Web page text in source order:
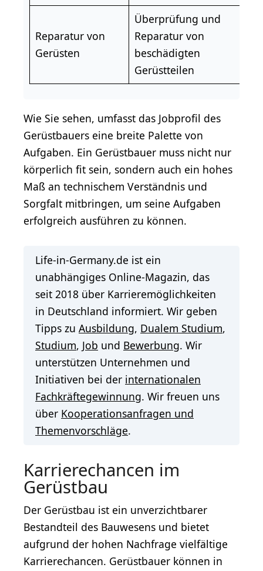
Reparatur von
Gerüsten
Überprüfung und
Reparatur von
beschädigten
Gerüstteilen
Wie Sie sehen, umfasst das Jobprofil des
Gerüstbauers eine breite Palette von
Aufgaben. Ein Gerüstbauer muss nicht nur
körperlich fit sein, sondern auch ein hohes
Maß an technischem Verständnis und
Sorgfalt mitbringen, um seine Aufgaben
erfolgreich ausführen zu können.
Life-in-Germany.de ist ein
unabhängiges Online-Magazin, das
seit 2018 über Karrieremöglichkeiten
in Deutschland informiert. Wir geben
Tipps zu Ausbildung, Dualem Studium,
Studium, Job und Bewerbung. Wir
unterstützen Unternehmen und
Initiativen bei der internationalen
Fachkräftegewinnung. Wir freuen uns
über Kooperationsanfragen und
Themenvorschläge.
Karrierechancen im
Gerüstbau
Der Gerüstbau ist ein unverzichtbarer
Bestandteil des Bauwesens und bietet
aufgrund der hohen Nachfrage vielfältige
Karrierechancen. Gerüstbauer können in